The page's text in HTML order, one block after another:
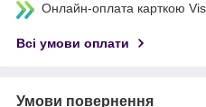
Онлайн-оплата карткою
Всі умови оплати
Умови повернення